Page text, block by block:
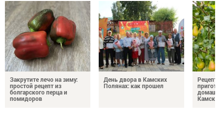
Закрутите лечо на зиму:
простой рецепт из
болгарского перца и
помидоров
День двора в Камских
Полянах: как прошел